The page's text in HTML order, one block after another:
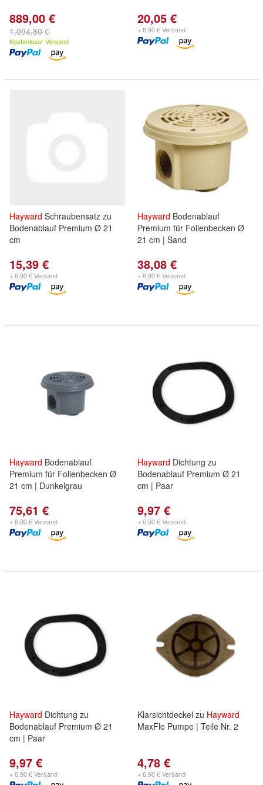
889,00 €
1.094,80 €
Kostenloser Versand
20,05 €
+ 6,90 € Versand
Hayward Schraubensatz zu
Bodenablauf Premium Ø 21
cm
15,39 €
+ 6,90 € Versand
Hayward Bodenablauf
Premium für Folienbecken Ø
21 cm | Sand
38,08 €
+ 6,90 € Versand
Hayward Bodenablauf
Premium für Folienbecken Ø
21 cm | Dunkelgrau
75,61 €
+ 6,90 € Versand
Hayward Dichtung zu
Bodenablauf Premium Ø 21
cm | Paar
9,97 €
+ 6,90 € Versand
Hayward Dichtung zu
Bodenablauf Premium Ø 21
cm | Paar
9,97 €
+ 6,90 € Versand
Klarsichtdeckel zu Hayward
MaxFlo Pumpe | Teile Nr. 2
4,78 €
+ 6,90 € Versand